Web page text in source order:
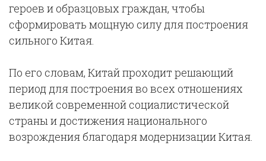
героев и образцовых граждан, чтобы
сформировать мощную силу для построения
сильного Китая.
По его словам, Китай проходит решающий
период для построения во всех отношениях
великой современной социалистической
страны и достижения национального
возрождения благодаря модернизации Китая.